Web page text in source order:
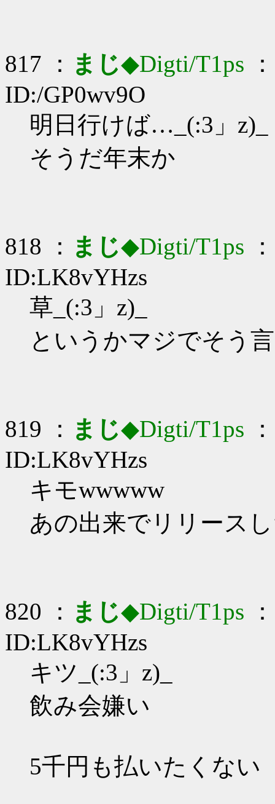
817 ： まじ◆Digti/T1ps
ID:/GP0wv9O
明日行けば…_(:3」z)_
そうだ年末か
818 ： まじ◆Digti/T1ps
ID:LK8vYHzs
草_(:3」z)_
というかマジでそう
819 ： まじ◆Digti/T1ps
ID:LK8vYHzs
キモwwwww
あの出来でリリース
820 ： まじ◆Digti/T1ps
ID:LK8vYHzs
キツ_(:3」z)_
飲み会嫌い
5千円も払いたくない